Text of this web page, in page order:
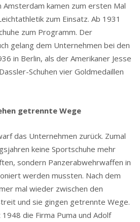
Amsterdam kamen zum ersten Mal
zum Einsatz. Ab 1931
zum Programm. Der
gelang dem Unternehmen bei den
in Berlin, als der Amerikaner Jesse
Schuhen vier Goldmedaillen
getrennte Wege
das Unternehmen zurück. Zumal
keine Sportschuhe mehr
sondern Panzerabwehrwaffen in
werden mussten. Nach dem
mal wieder zwischen den
und sie gingen getrennte Wege.
die Firma Puma und Adolf